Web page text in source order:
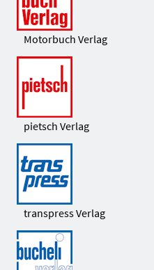
Motorbuch Verlag
pietsch Verlag
transpress Verlag